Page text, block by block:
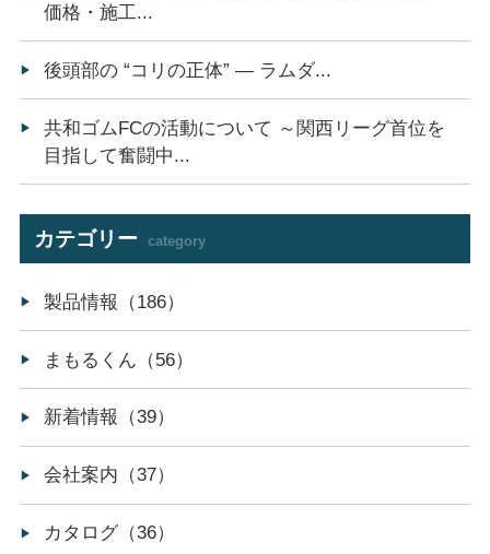
価格・施工...
後頭部の “コリの正体” ― ラムダ...
共和ゴムFCの活動について ～関西リーグ首位を
目指して奮闘中...
カテゴリー category
製品情報（186）
まもるくん（56）
新着情報（39）
会社案内（37）
カタログ（36）